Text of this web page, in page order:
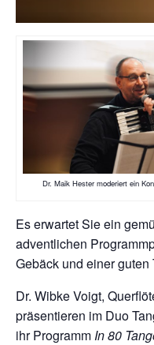
Dr. Maik Hester moderiert ein
Es erwartet Sie ein
adventlichen
Gebäck und einer guten
Dr. Wibke Voigt,
präsentieren im Duo
ihr Programm In 80